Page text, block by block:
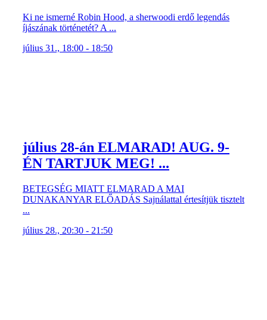
Ki ne ismerné Robin Hood, a sherwoodi erdő legendás
íjászának történetét? A ...
július 31., 18:00 - 18:50
július 28-án ELMARAD! AUG. 9-
ÉN TARTJUK MEG! ...
BETEGSÉG MIATT ELMARAD A MAI
DUNAKANYAR ELŐADÁS Sajnálattal értesítjük tisztelt
...
július 28., 20:30 - 21:50